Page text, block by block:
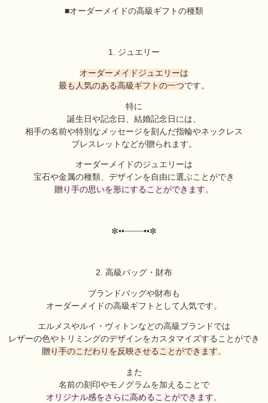
■オーダーメイドの高級ギフトの種類
1. ジュエリー
オーダーメイドジュエリーは
最も人気のある高級ギフトの一つです。
特に
誕生日や記念日、結婚記念日には、
相手の名前や特別なメッセージを刻んだ指輪やネックレス
ブレスレットなどが贈られます。
オーダーメイドのジュエリーは
宝石や金属の種類、デザインを自由に選ぶことができ
贈り手の思いを形にすることができます。
✼••┈┈┈┈••✼
2. 高級バッグ・財布
ブランドバッグや財布も
オーダーメイドの高級ギフトとして人気です。
エルメスやルイ・ヴィトンなどの高級ブランドでは
レザーの色やトリミングのデザインをカスタマイズすることができ
贈り手のこだわりを反映させることができます。
また
名前の刻印やモノグラムを加えることで
オリジナル感をさらに高めることができます。